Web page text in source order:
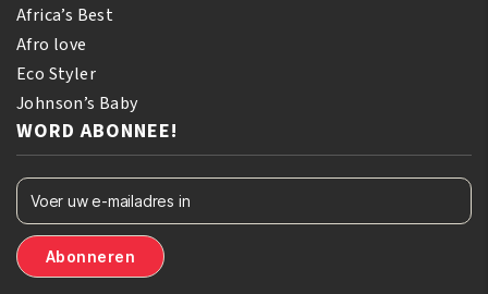
Africa’s Best
Afro love
Eco Styler
Johnson’s Baby
WORD ABONNEE!